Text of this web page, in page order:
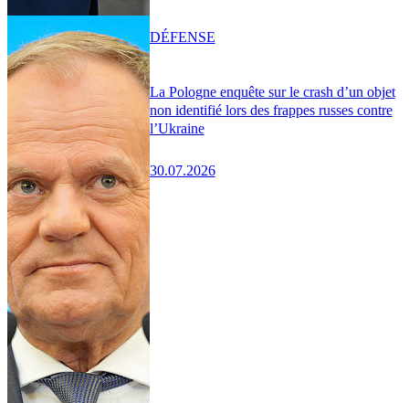
La Pologne enquête sur le crash d’un objet
non identifié lors des frappes russes contre
l’Ukraine
30.07.2026
DÉFENSE